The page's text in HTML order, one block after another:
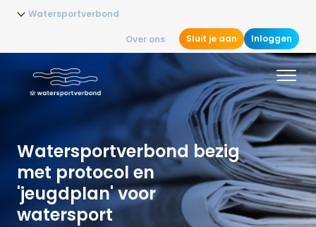
Watersportverbond
Over ons Sluit je aan Inloggen
Watersportverbond bezig
met protocol en
'jeugdplan' voor
watersport